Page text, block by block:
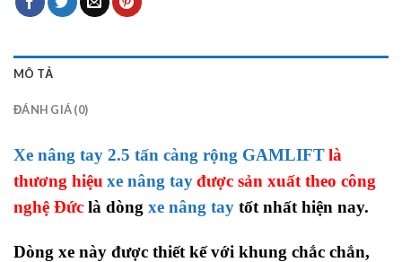
MÔ TẢ
ĐÁNH GIÁ (0)
Xe nâng tay 2.5 tấn càng rộng GAMLIFTlà
thương hiệu xe nâng tayđược sản xuất theo công
nghệ Đức là dòng xe nâng tay tốt nhất hiện nay.
Dòng xe này được thiết kế với khung chắc chắn,